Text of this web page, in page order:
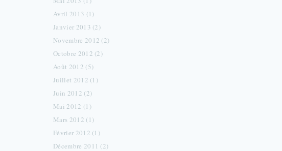
Avril 2013 (1)
Janvier 2013 (2)
Novembre 2012 (2)
Octobre 2012 (2)
Août 2012 (5)
Juillet 2012 (1)
Juin 2012 (2)
Mai 2012 (1)
Mars 2012 (1)
Février 2012 (1)
Décembre 2011 (2)